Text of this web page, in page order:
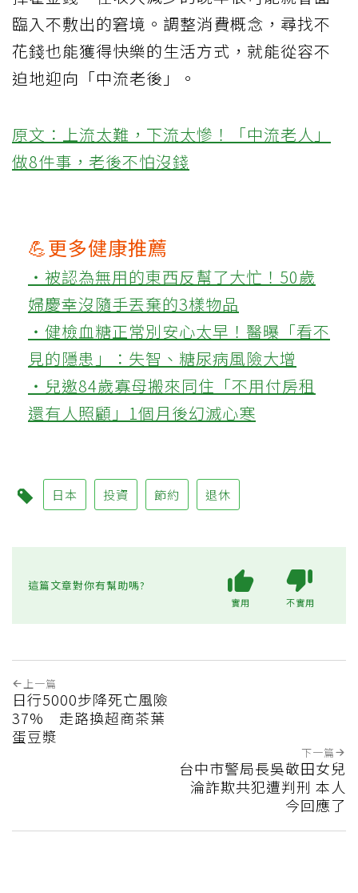
臨入不敷出的窘境。調整消費概念，尋找不
花錢也能獲得快樂的生活方式，就能從容不
迫地迎向「中流老後」。
原文：上流太難，下流太慘！「中流老人」
做8件事，老後不怕沒錢
💪更多健康推薦
‧被認為無用的東西反幫了大忙！50歲
婦慶幸沒隨手丟棄的3樣物品
‧健檢血糖正常別安心太早！醫曝「看不
見的隱患」：失智、糖尿病風險大增
‧兒邀84歲寡母搬來同住「不用付房租
還有人照顧」1個月後幻滅心寒
日本 投資 節約 退休
這篇文章對你有幫助嗎?
實用 不實用
上一篇
日行5000步降死亡風險
37% 走路換超商茶葉
蛋豆漿
下一篇
台中市警局長吳敬田女兒
淪詐欺共犯遭判刑 本人
今回應了